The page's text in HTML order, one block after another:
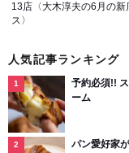
13店〈大木淳夫の6月の新
ス〉
人気記事ランキング
予約必須!!
ーム
パン愛好家